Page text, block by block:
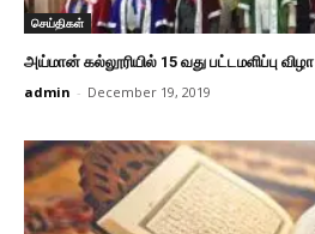
செய்திகள்
அய்மான் கல்லூரியில் 15 வது பட்டமளிப்பு விழா
admin - December 19, 2019